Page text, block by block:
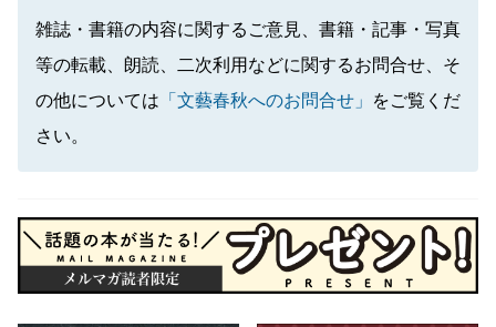
雑誌・書籍の内容に関するご意見、書籍・記事・写真
等の転載、朗読、二次利用などに関するお問合せ、そ
の他については 「文藝春秋へのお問合せ」
をご覧くだ
さい。